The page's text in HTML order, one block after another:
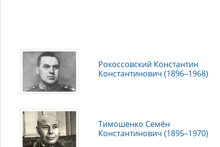
Рокоссовский Константин
Константинович (1896–1968)
Тимошенко Семён
Константинович (1895–1970)